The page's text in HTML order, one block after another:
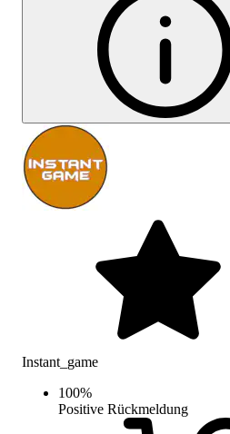
Instant_game
100%
Positive Rückmeldung